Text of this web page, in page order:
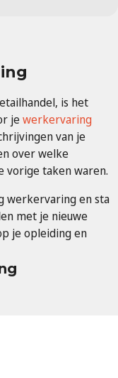
is het
jewerkervaring
van je
over welke
vorige taken waren.
werkervaring en sta
met je nieuwe
je opleiding en